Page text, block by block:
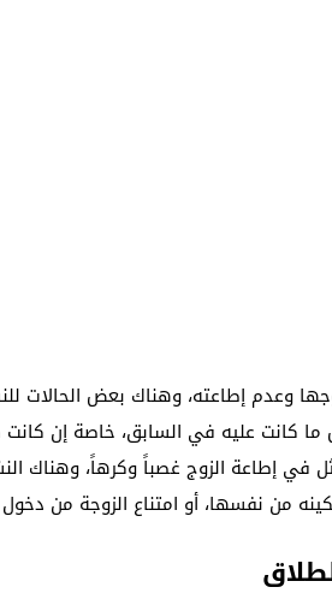
وعدم إطاعته، وهناك بعض الحالات
ما كانت عليه في السابق، خاصة إن كانت
في إطاعة الزوج غصباً وكرهاً، وهناك
من نفسها، أو امتناع الزوجة من